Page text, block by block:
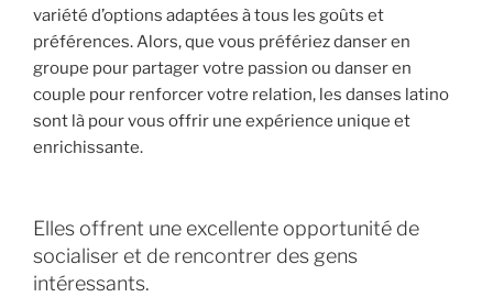
variété d’options adaptées à tous les goûts et
préférences. Alors, que vous préfériez danser en
groupe pour partager votre passion ou danser en
couple pour renforcer votre relation, les danses latino
sont là pour vous offrir une expérience unique et
enrichissante.
Elles offrent une excellente opportunité de
socialiser et de rencontrer des gens
intéressants.